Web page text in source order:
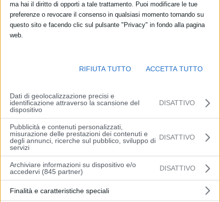
ma hai il diritto di opporti a tale trattamento. Puoi modificare le tue
preferenze o revocare il consenso in qualsiasi momento tornando su
questo sito e facendo clic sul pulsante "Privacy" in fondo alla pagina
web.
RIFIUTA TUTTO ACCETTA TUTTO
Dati di geolocalizzazione precisi e
identificazione attraverso la scansione del
dispositivo
DISATTIVO
Pubblicità e contenuti personalizzati,
misurazione delle prestazioni dei contenuti e
degli annunci, ricerche sul pubblico, sviluppo di
servizi
DISATTIVO
Archiviare informazioni su dispositivo e/o
accedervi (845 partner)
DISATTIVO
Finalità e caratteristiche speciali
Cielo in prevalenza sereno. Dalla serata aumento della nuvolosità
alta e sottile a partire da occidente. Temperature minime in lieve
diminuzione, con valori tra 8 e 10 gradi nelle città, valori inferiori
quadranti settentrionali sulla costa e sul mare. Mare poco mosso
settore meridionale.
(Arpae)
Articolo precedente
Parte il nuovo Piano
Articolo successivo
Vignola, rigenerazione